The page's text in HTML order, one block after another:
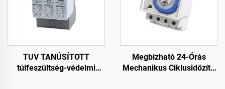
TUV TANÚSÍTOTT
túlfeszültség-védelmi
Megbízható 24-Órás
Mechanikus Ciklusidőzítő